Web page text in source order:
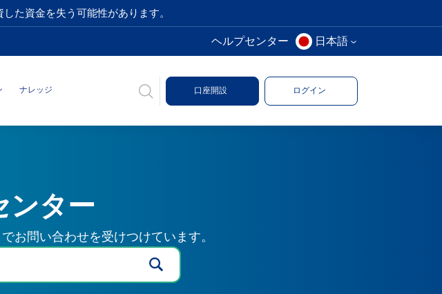
た資金を失う可能性があります。
ヘルプセンター 日本語
ナレッジ 口座開設 ログイン
ンター
お問い合わせを受けつけています。